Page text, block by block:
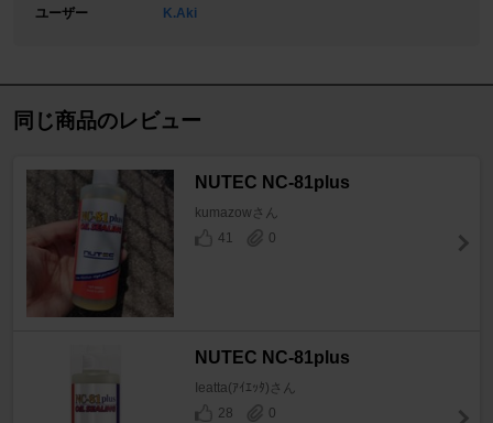
ユーザー
K.Aki
同じ商品のレビュー
NUTEC NC-81plus
kumazowさん
41
0
NUTEC NC-81plus
Ieatta(ｱｲｴｯﾀ)さん
28
0